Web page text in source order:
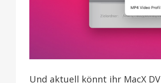
Und aktuell könnt ihr MacX